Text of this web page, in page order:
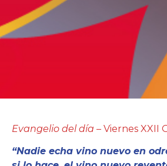
Evangelio del día – Viernes XXII
“Nadie echa vino nuevo en